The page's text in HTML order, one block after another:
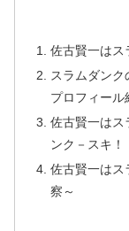
佐古賢一はス
スラムダン
プロフィール
佐古賢一はス
ンク－スキ！
佐古賢一はス
察～